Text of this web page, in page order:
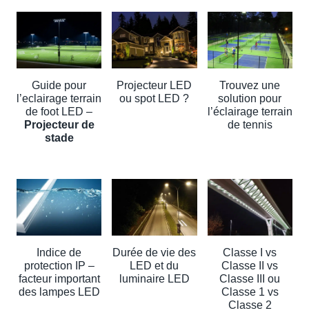
Guide pour
l’eclairage terrain
de foot LED –
Projecteur de
stade
Projecteur LED
ou spot LED ?
Trouvez une
solution pour
l’éclairage terrain
de tennis
Indice de
protection IP –
facteur important
des lampes LED
Durée de vie des
LED et du
luminaire LED
Classe I vs
Classe II vs
Classe III ou
Classe 1 vs
Classe 2